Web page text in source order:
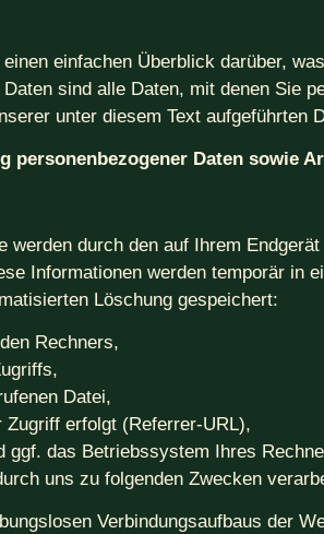
einfachen Überblick darüber,
sind alle Daten, mit denen Sie
unter diesem Text aufgeführten
personenbezogener Daten sowie
werden durch den auf Ihrem
Informationen werden temporär in
Löschung gespeichert:
Rechners,
Datei,
erfolgt (Referrer-URL),
ggf. das Betriebssystem Ihres
uns zu folgenden Zwecken
Verbindungsaufbaus der